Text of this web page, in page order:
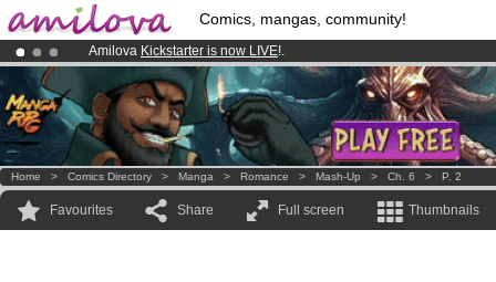
Comics, mangas, community!
Amilova Kickstarter is now LIVE!.
Already 134393membersand 1208comics & mangas!.
Premium membership from3.95 euros per month !Get membership
Home > Comics Directory > Manga > Romance > Mash-Up > Ch. 6 > P. 2
Favourites Share Full screen Thumbnails